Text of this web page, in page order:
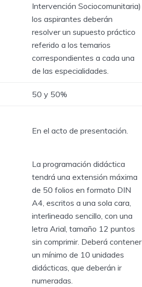
Intervención Sociocomunitaria)
los aspirantes deberán
resolver un supuesto práctico
referido a los temarios
correspondientes a cada una
de las especialidades.
50 y 50%
En el acto de presentación.
La programación didáctica
tendrá una extensión máxima
de 50 folios en formato DIN
A4, escritos a una sola cara,
interlineado sencillo, con una
letra Arial, tamaño 12 puntos
sin comprimir. Deberá contener
un mínimo de 10 unidades
didácticas, que deberán ir
numeradas.